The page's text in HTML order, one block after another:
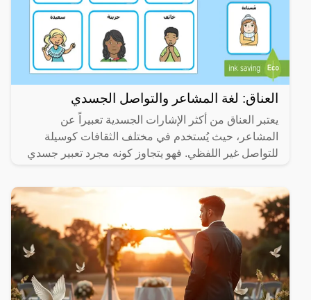
العناق: لغة المشاعر والتواصل الجسدي
يعتبر العناق من أكثر الإشارات الجسدية تعبيراً عن
المشاعر، حيث يُستخدم في مختلف الثقافات كوسيلة
للتواصل غير اللفظي. فهو يتجاوز كونه مجرد تعبير جسدي